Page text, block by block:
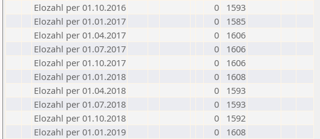
Elozahl per 01.10.2016
0
1593
Elozahl per 01.01.2017
0
1585
Elozahl per 01.04.2017
0
1606
Elozahl per 01.07.2017
0
1606
Elozahl per 01.10.2017
0
1606
Elozahl per 01.01.2018
0
1608
Elozahl per 01.04.2018
0
1593
Elozahl per 01.07.2018
0
1593
Elozahl per 01.10.2018
0
1592
Elozahl per 01.01.2019
0
1608